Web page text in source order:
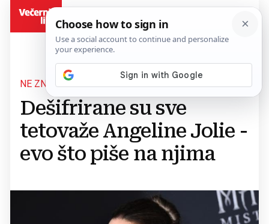
NE ZNA TOČAN BROJ TETOVAŽA
Dešifrirane su sve
tetovaže Angeline Jolie -
evo što piše na njima